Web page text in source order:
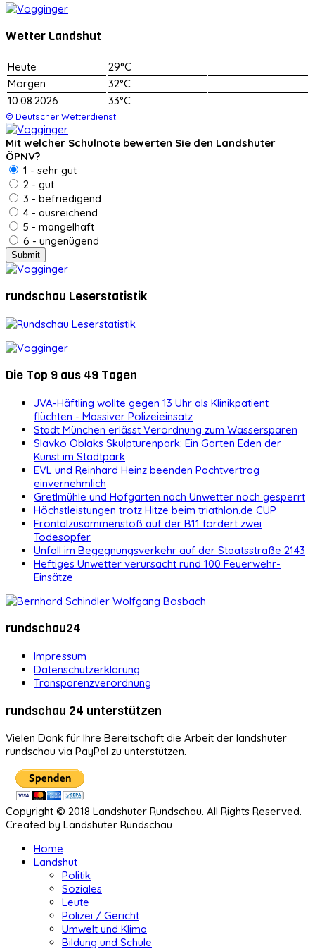
Wetter Landshut
Heute
29°C
Morgen
32°C
10.08.2026
33°C
© Deutscher Wetterdienst
Mit welcher Schulnote bewerten Sie den Landshuter
ÖPNV?
1 - sehr gut
2 - gut
3 - befriedigend
4 - ausreichend
5 - mangelhaft
6 - ungenügend
rundschau Leserstatistik
Die Top 9 aus 49 Tagen
JVA-Häftling wollte gegen 13 Uhr als Klinikpatient
flüchten - Massiver Polizeieinsatz
Stadt München erlässt Verordnung zum Wassersparen
Slavko Oblaks Skulpturenpark: Ein Garten Eden der
Kunst im Stadtpark
EVL und Reinhard Heinz beenden Pachtvertrag
einvernehmlich
Gretlmühle und Hofgarten nach Unwetter noch gesperrt
Höchstleistungen trotz Hitze beim triathlon.de CUP
Frontalzusammenstoß auf der B11 fordert zwei
Todesopfer
Unfall im Begegnungsverkehr auf der Staatsstraße 2143
Heftiges Unwetter verursacht rund 100 Feuerwehr-
Einsätze
rundschau24
Impressum
Datenschutzerklärung
Transparenzverordnung
rundschau 24 unterstützen
Vielen Dank für Ihre Bereitschaft die Arbeit der landshuter
rundschau via PayPal zu unterstützen.
Copyright © 2018 Landshuter Rundschau. All Rights Reserved.
Created by Landshuter Rundschau
Home
Landshut
Politik
Soziales
Leute
Polizei / Gericht
Umwelt und Klima
Bildung und Schule